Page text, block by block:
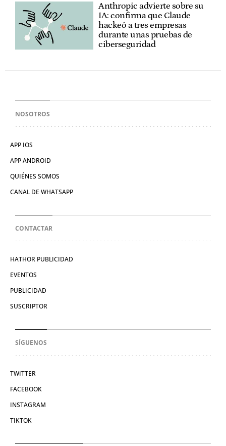
Anthropic advierte sobre su
IA: confirma que Claude
hackeó a tres empresas
durante unas pruebas de
ciberseguridad
NOSOTROS
APP IOS
APP ANDROID
QUIÉNES SOMOS
CANAL DE WHATSAPP
CONTACTAR
HATHOR PUBLICIDAD
EVENTOS
PUBLICIDAD
SUSCRIPTOR
SÍGUENOS
TWITTER
FACEBOOK
INSTAGRAM
TIKTOK